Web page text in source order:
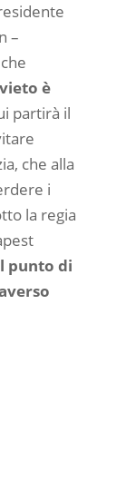
–
è
partirà il
che alla
i
la regia
punto di